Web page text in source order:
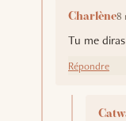
Charlène8
Tu me
Répondre